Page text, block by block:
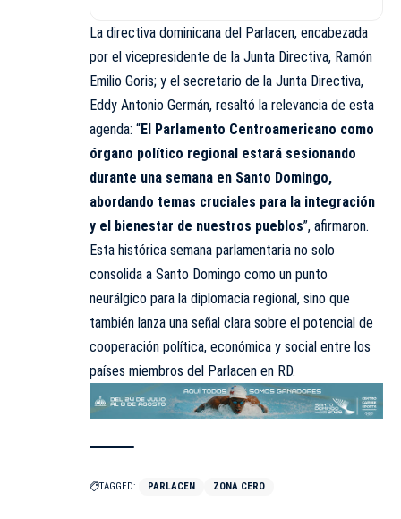
La directiva dominicana del Parlacen, encabezada
por el vicepresidente de la Junta Directiva, Ramón
Emilio Goris; y el secretario de la Junta Directiva,
Eddy Antonio Germán, resaltó la relevancia de esta
agenda: “El Parlamento Centroamericano como
órgano político regional estará sesionando
durante una semana en Santo Domingo,
abordando temas cruciales para la integración
y el bienestar de nuestros pueblos”, afirmaron.
Esta histórica semana parlamentaria no solo
consolida a Santo Domingo como un punto
neurálgico para la diplomacia regional, sino que
también lanza una señal clara sobre el potencial de
cooperación política, económica y social entre los
países miembros del Parlacen en RD.
TAGGED: PARLACEN ZONA CERO